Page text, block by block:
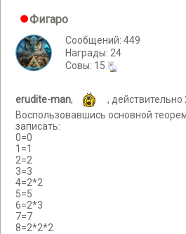
Фигаро
Сообщений: 449
Награды: 24
Cовы: 15
erudite-man,
, действительно
Воспользовавшись основной
записать:
0=0
1=1
2=2
3=3
4=2*2
5=5
6=2*3
7=7
8=2*2*2